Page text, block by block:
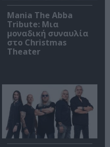
Mania The Abba
Tribute: Μια
μοναδική συναυλία
στο Christmas
Theater